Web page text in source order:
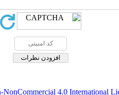
4.0 International